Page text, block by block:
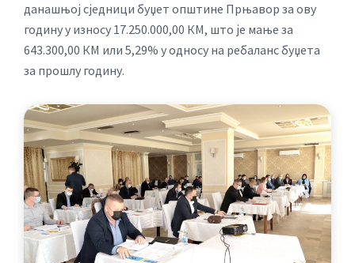
данашњој сједници буџет општине Прњавор за ову
годину у износу 17.250.000,00 КМ, што је мање за
643.300,00 КМ или 5,29% у односу на ребаланс буџета
за прошлу годину.